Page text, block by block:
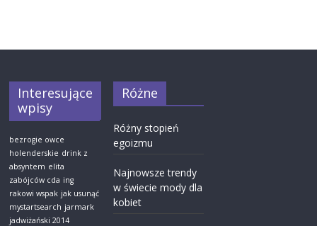
Interesujące
wpisy
bezrogie owce
holenderskie drink z
absyntem elita
zabójców cda ing
rakowi wspak jak usunąć
mystartsearch jarmark
jadwiżański 2014
Różne
Różny stopień
egoizmu
Najnowsze trendy
w świecie mody dla
kobiet